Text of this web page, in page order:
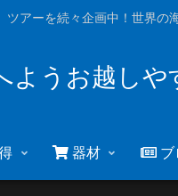
アーを続々企画中！世界の
ようお越しや
器材 ブ